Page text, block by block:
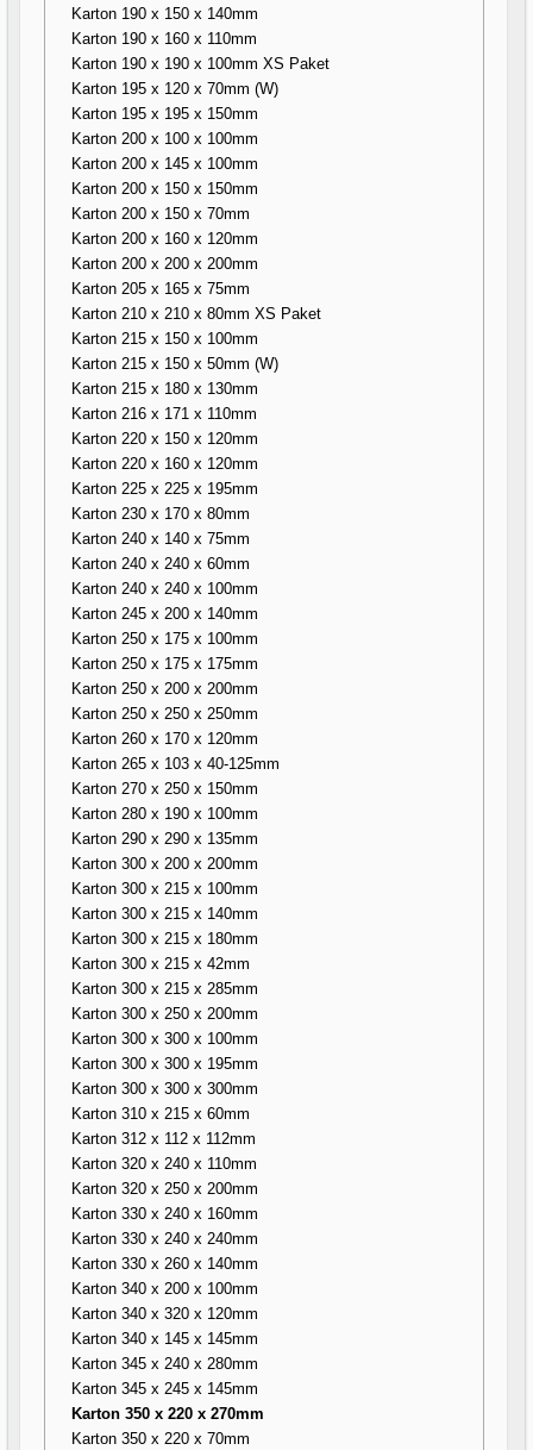
Karton 190 x 150 x 140mm
Karton 190 x 160 x 110mm
Karton 190 x 190 x 100mm XS Paket
Karton 195 x 120 x 70mm (W)
Karton 195 x 195 x 150mm
Karton 200 x 100 x 100mm
Karton 200 x 145 x 100mm
Karton 200 x 150 x 150mm
Karton 200 x 150 x 70mm
Karton 200 x 160 x 120mm
Karton 200 x 200 x 200mm
Karton 205 x 165 x 75mm
Karton 210 x 210 x 80mm XS Paket
Karton 215 x 150 x 100mm
Karton 215 x 150 x 50mm (W)
Karton 215 x 180 x 130mm
Karton 216 x 171 x 110mm
Karton 220 x 150 x 120mm
Karton 220 x 160 x 120mm
Karton 225 x 225 x 195mm
Karton 230 x 170 x 80mm
Karton 240 x 140 x 75mm
Karton 240 x 240 x 60mm
Karton 240 x 240 x 100mm
Karton 245 x 200 x 140mm
Karton 250 x 175 x 100mm
Karton 250 x 175 x 175mm
Karton 250 x 200 x 200mm
Karton 250 x 250 x 250mm
Karton 260 x 170 x 120mm
Karton 265 x 103 x 40-125mm
Karton 270 x 250 x 150mm
Karton 280 x 190 x 100mm
Karton 290 x 290 x 135mm
Karton 300 x 200 x 200mm
Karton 300 x 215 x 100mm
Karton 300 x 215 x 140mm
Karton 300 x 215 x 180mm
Karton 300 x 215 x 42mm
Karton 300 x 215 x 285mm
Karton 300 x 250 x 200mm
Karton 300 x 300 x 100mm
Karton 300 x 300 x 195mm
Karton 300 x 300 x 300mm
Karton 310 x 215 x 60mm
Karton 312 x 112 x 112mm
Karton 320 x 240 x 110mm
Karton 320 x 250 x 200mm
Karton 330 x 240 x 160mm
Karton 330 x 240 x 240mm
Karton 330 x 260 x 140mm
Karton 340 x 200 x 100mm
Karton 340 x 320 x 120mm
Karton 340 x 145 x 145mm
Karton 345 x 240 x 280mm
Karton 345 x 245 x 145mm
Karton 350 x 220 x 270mm
Karton 350 x 220 x 70mm